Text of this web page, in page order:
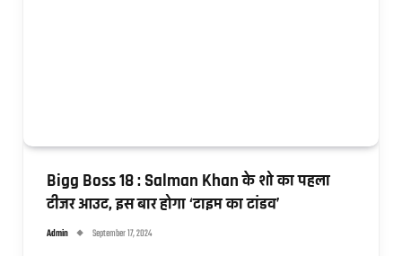
Bigg Boss 18 : Salman Khan के शो का पहला
टीजर आउट, इस बार होगा ‘टाइम का टांडव’
Admin September 17, 2024